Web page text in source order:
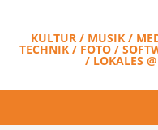
KULTUR / MUSIK /
TECHNIK / FOTO /
/ LOKALES